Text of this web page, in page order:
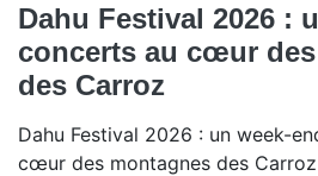
Dahu Festival 2026 :
concerts au cœur
des Carroz
Dahu Festival 2026 : un week-
cœur des montagnes des Carroz